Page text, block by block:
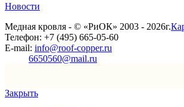
Новости
Медная кровля - © «РиОК» 2003 - 2026г.
Телефон: +7 (495) 665-05-60
E-mail: info@roof-copper.ru
6650560@mail.ru
Закрыть